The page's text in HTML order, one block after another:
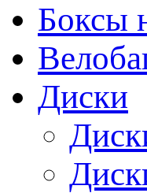
Боксы
Диски